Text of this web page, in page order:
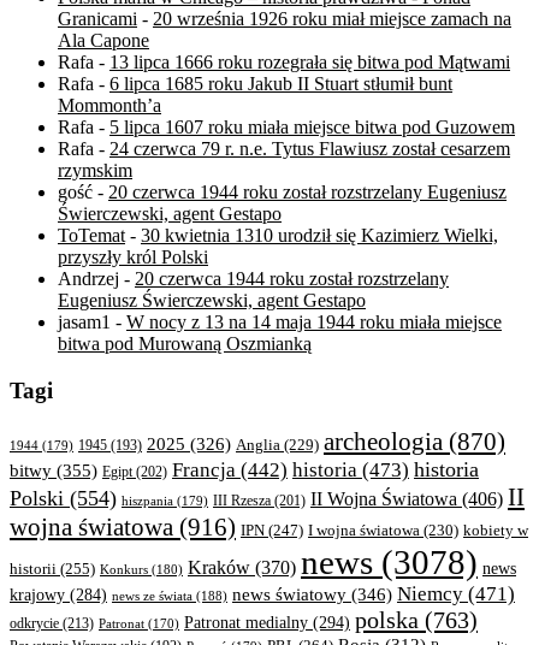
Granicami - 20 września 1926 roku miał miejsce zamach na
Ala Capone
Rafa - 13 lipca 1666 roku rozegrała się bitwa pod Mątwami
Rafa - 6 lipca 1685 roku Jakub II Stuart stłumił bunt
Mommonth’a
Rafa - 5 lipca 1607 roku miała miejsce bitwa pod Guzowem
Rafa - 24 czerwca 79 r. n.e. Tytus Flawiusz został cesarzem
rzymskim
gość - 20 czerwca 1944 roku został rozstrzelany Eugeniusz
Świerczewski, agent Gestapo
ToTemat - 30 kwietnia 1310 urodził się Kazimierz Wielki,
przyszły król Polski
Andrzej - 20 czerwca 1944 roku został rozstrzelany
Eugeniusz Świerczewski, agent Gestapo
jasam1 - W nocy z 13 na 14 maja 1944 roku miała miejsce
bitwa pod Murowaną Oszmianką
Tagi
1944 (179) 1945 (193) 2025 (326) Anglia (229) archeologia (870)
bitwy (355) Egipt (202) Francja (442) historia (473) historia
Polski (554) hiszpania (179) III Rzesza (201) II Wojna Światowa (406) II
wojna światowa (916) IPN (247) I wojna światowa (230) kobiety w
historii (255) Konkurs (180) Kraków (370) news (3078) news
krajowy (284) news ze świata (188) news światowy (346) Niemcy (471)
odkrycie (213) Patronat (170) Patronat medialny (294) polska (763)